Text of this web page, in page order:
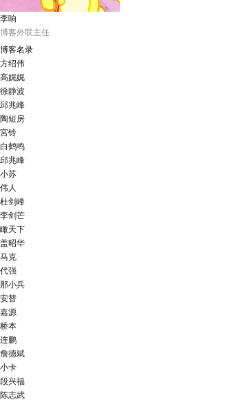
李响
博客外联主任
博客名录
方绍伟
高娓娓
徐静波
邱兆峰
陶短房
宮铃
白鹤鸣
邱兆峰
小苏
伟人
杜剑峰
李剑芒
瞰天下
盖昭华
马克
代强
那小兵
安替
嘉源
桥本
连鹏
詹德斌
小卡
段兴福
陈志武